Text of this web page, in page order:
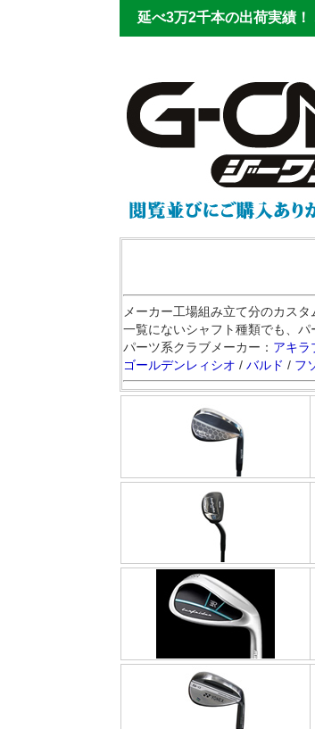
延べ3万2千本の出荷実績！
メーカー工場組み立て分のカス
一覧にないシャフト種類でも、パ
パーツ系クラブメーカー： アキラ
ゴールデンレィシオ / バルド / フ